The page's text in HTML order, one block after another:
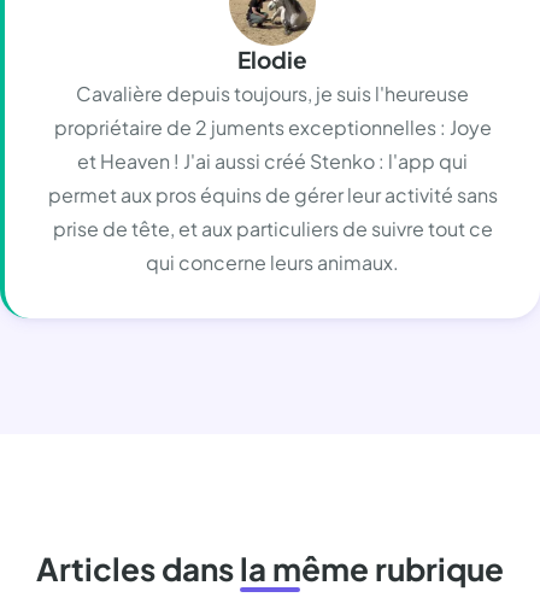
Elodie
Cavalière depuis toujours, je suis l'heureuse
propriétaire de 2 juments exceptionnelles : Joye
et Heaven ! J'ai aussi créé Stenko : l'app qui
permet aux pros équins de gérer leur activité sans
prise de tête, et aux particuliers de suivre tout ce
qui concerne leurs animaux.
Articles dans la même rubrique